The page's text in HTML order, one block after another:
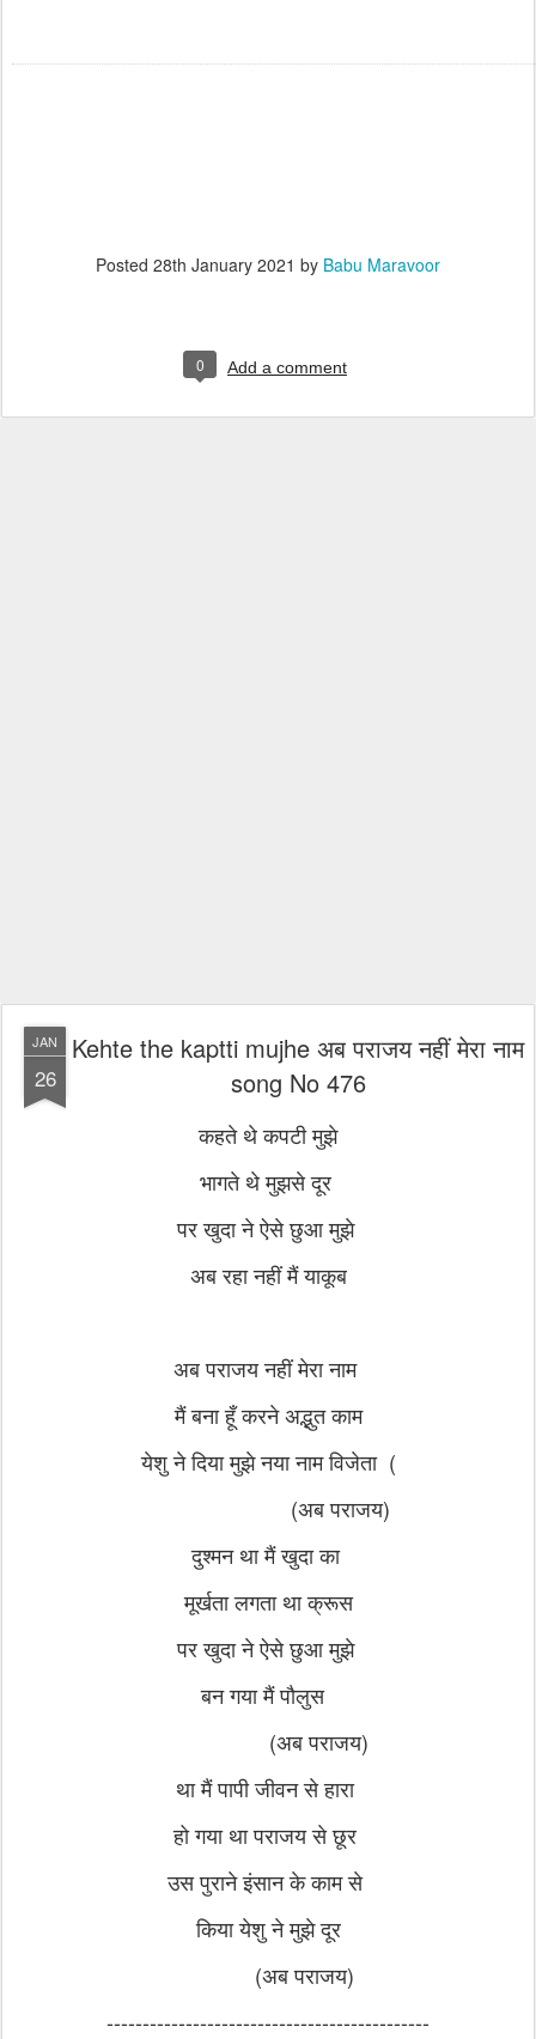
Posted 28th January 2021 by Babu Maravoor
0 Add a comment
JAN
26
Kehte the kaptti mujhe अब पराजय नहीं मेरा नाम
song No 476
कहते थे कपटी मुझे
भागते थे मुझसे दूर
पर खुदा ने ऐसे छुआ मुझे
अब रहा नहीं मैं याकूब
अब पराजय नहीं मेरा नाम
मैं बना हूँ करने अद्भुत काम
येशु ने दिया मुझे नया नाम विजेता (
(अब पराजय)
दुश्मन था मैं खुदा का
मूर्खता लगता था क्रूस
पर खुदा ने ऐसे छुआ मुझे
बन गया मैं पौलुस
(अब पराजय)
था मैं पापी जीवन से हारा
हो गया था पराजय से छूर
उस पुराने इंसान के काम से
किया येशु ने मुझे दूर
(अब पराजय)
---------------------------------------------